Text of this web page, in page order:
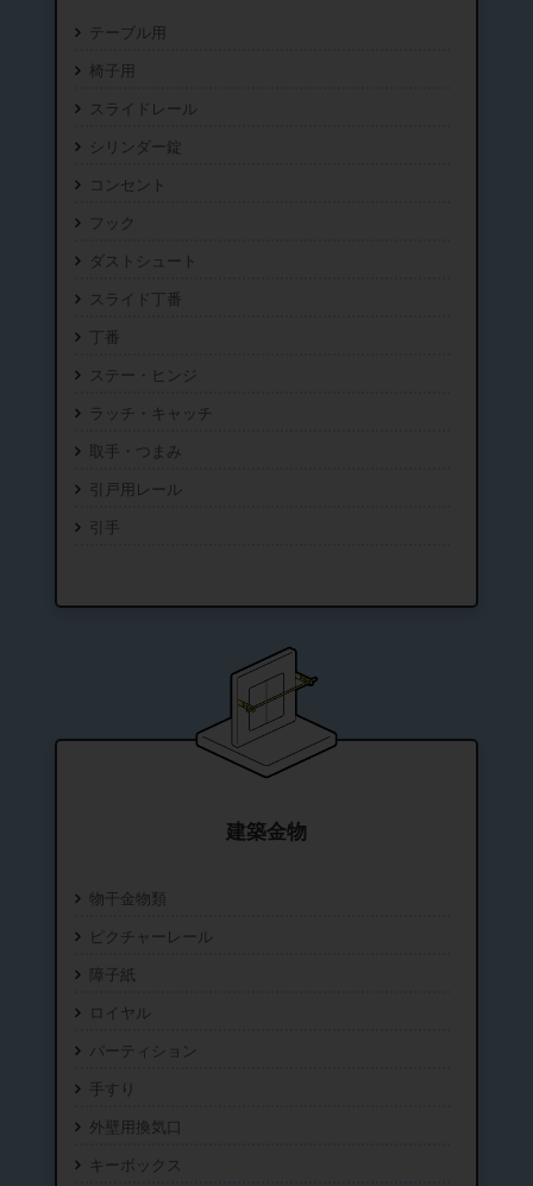
テーブル用
椅子用
スライドレール
シリンダー錠
コンセント
フック
ダストシュート
スライド丁番
丁番
ステー・ヒンジ
ラッチ・キャッチ
取手・つまみ
引戸用レール
引手
建築金物
物干金物類
ピクチャーレール
障子紙
ロイヤル
パーティション
手すり
外壁用換気口
キーボックス